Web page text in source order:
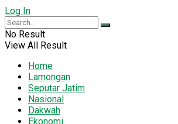
Log In
No Result
View All Result
Home
Lamongan
Seputar Jatim
Nasional
Dakwah
Ekonomi